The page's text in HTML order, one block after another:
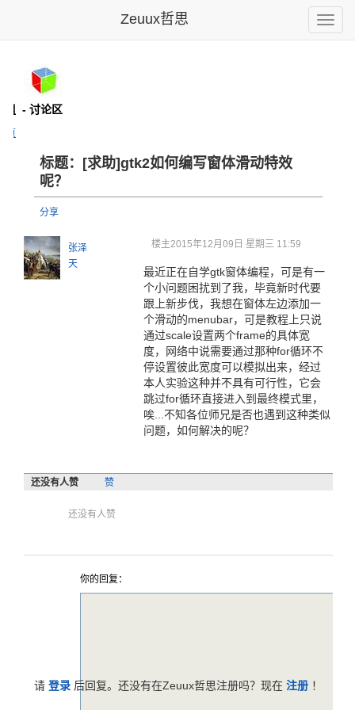
Toggle
Zeuux哲思
组 - 讨论区
页
标题：[求助]gtk2如何编写窗体滑动特效
呢？
分享
张泽
天
楼主2015年12月09日 星期三 11:59
最近正在自学gtk窗体编程，可是有一
个小问题困扰到了我，毕竟新时代要
跟上新步伐，我想在窗体左边添加一
个滑动的menubar，可是教程上只说
通过scale设置两个frame的具体宽
度，网络中说需要通过那种for循环不
停设置彼此宽度可以模拟出来，经过
本人实验这种并不具有可行性，它会
跳过for循环直接进入到最终模式里，
唉...不知各位师兄是否也遇到这种类似
问题，如何解决的呢？
还没有人赞 赞
还没有人赞
你的回复：
请 登录 后回复。还没有在Zeuux哲思注册吗？现在 注册 ！